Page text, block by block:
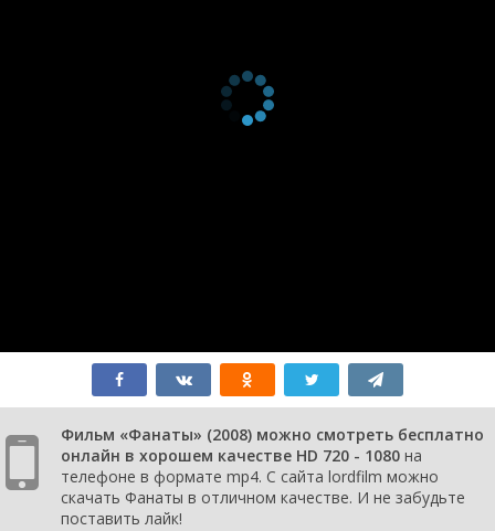
Фильм «Фанаты» (2008) можно смотреть бесплатно
онлайн в хорошем качестве HD 720 - 1080 на
телефоне в формате mp4. С сайта lordfilm можно
скачать Фанаты в отличном качестве. И не забудьте
поставить лайк!